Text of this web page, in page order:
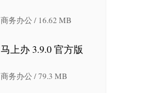
商务办公 / 16.62 MB
马上办 3.9.0 官方版
商务办公 / 79.3 MB